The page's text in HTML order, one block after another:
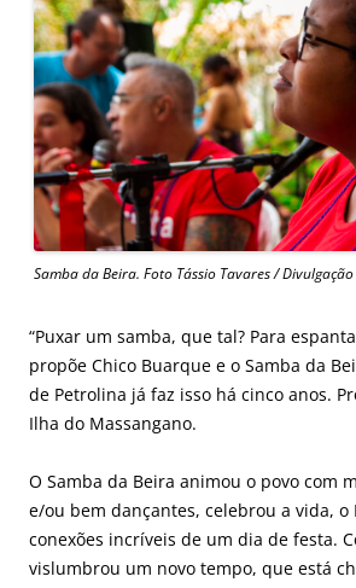
Samba da Beira. Foto Tássio Tavares / Divulgação
“Puxar um samba, que tal? Para
propõe Chico Buarque e o Samba da
de Petrolina já faz isso há cinco anos.
Ilha do Massangano.
O Samba da Beira animou o povo com
e/ou bem dançantes, celebrou a vida, o
conexões incríveis de um dia de festa.
vislumbrou um novo tempo, que está